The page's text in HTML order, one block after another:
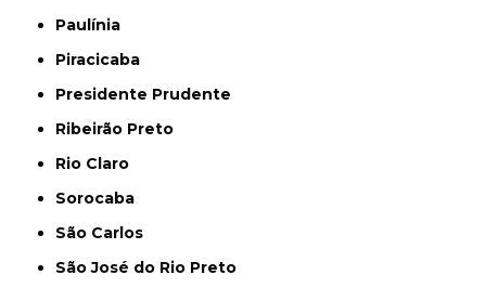
Paulínia
Piracicaba
Presidente Prudente
Ribeirão Preto
Rio Claro
Sorocaba
São Carlos
São José do Rio Preto